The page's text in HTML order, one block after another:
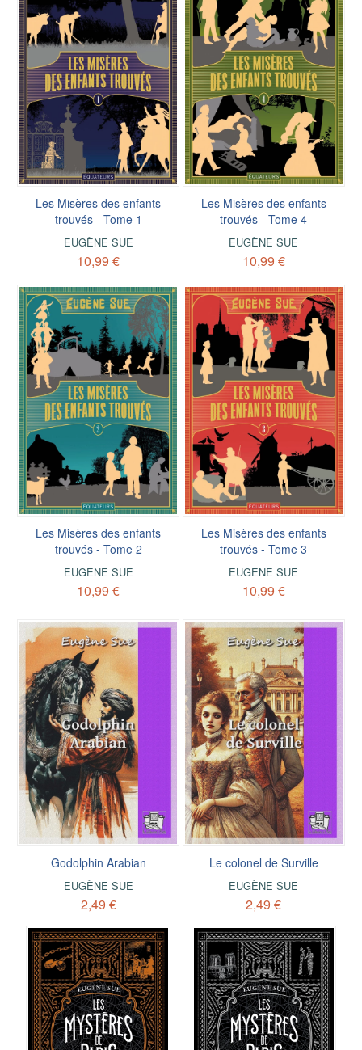
Les Misères des enfants
trouvés - Tome 1
EUGÈNE SUE
10,99 €
Les Misères des enfants
trouvés - Tome 4
EUGÈNE SUE
10,99 €
Les Misères des enfants
trouvés - Tome 2
EUGÈNE SUE
10,99 €
Les Misères des enfants
trouvés - Tome 3
EUGÈNE SUE
10,99 €
Godolphin Arabian
EUGÈNE SUE
2,49 €
Le colonel de Surville
EUGÈNE SUE
2,49 €